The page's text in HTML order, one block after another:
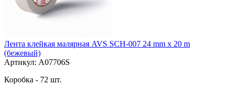
Лента клейкая малярная AVS SCH-007 24 mm x 20 m
(бежевый)
Артикул: A07706S
Коробка - 72 шт.